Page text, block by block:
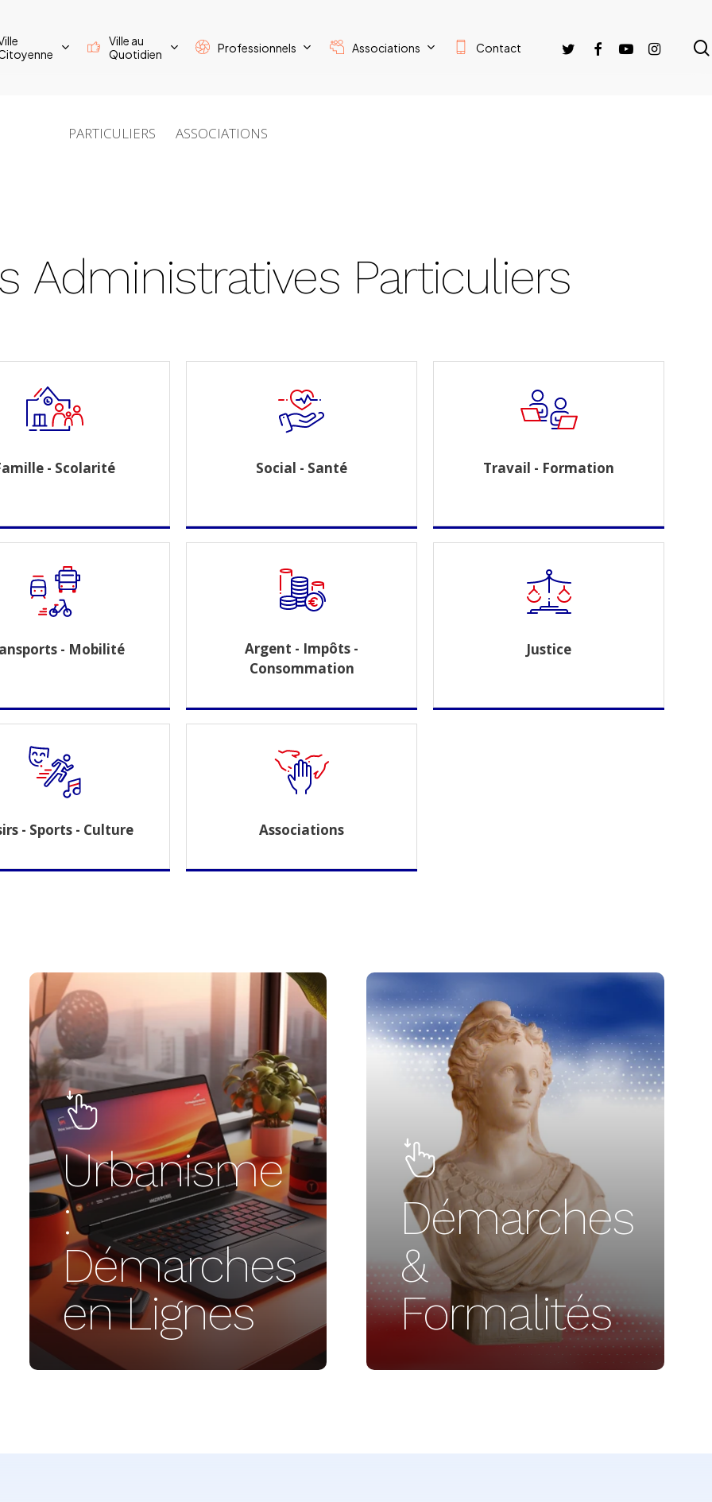
Ville au
Quotidien
Professionnels Associations Contact
PARTICULIERS ASSOCIATIONS
Administratives Particuliers
- Scolarité Social - Santé Travail - Formation
- Mobilité
Argent - Impôts -
Consommation
Justice
- Sports - Culture Associations
Urbanisme
:
Démarches
en Lignes
Démarches
&
Formalités